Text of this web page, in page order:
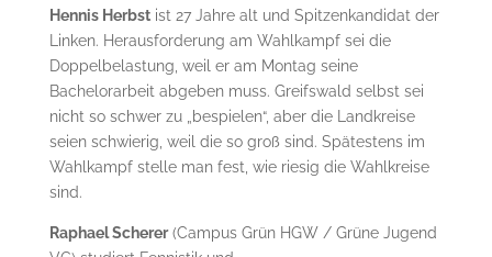
Hennis Herbstist 27 Jahre alt und Spitzenkandidat der
Linken. Herausforderung am Wahlkampf sei die
Doppelbelastung, weil er am Montag seine
Bachelorarbeit abgeben muss. Greifswald selbst sei
nicht so schwer zu „bespielen“, aber die Landkreise
seien schwierig, weil die so groß sind. Spätestens im
Wahlkampf stelle man fest, wie riesig die Wahlkreise
sind.
Raphael Scherer(Campus Grün HGW / Grüne Jugend